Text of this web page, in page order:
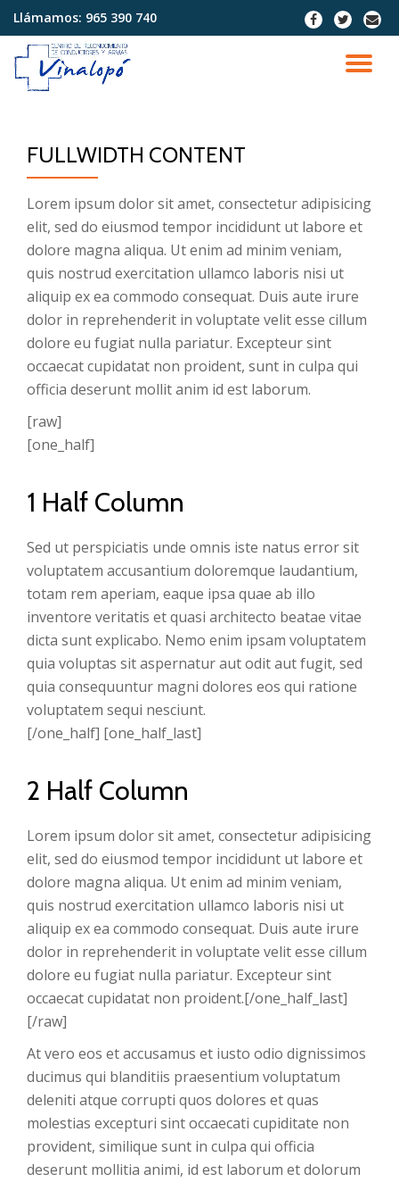
Saltar
contenido
Llámamos: 965 390 740
fa-
facebook
fa-
twitter
fa-
FULLWIDTH CONTENT
Lorem ipsum dolor sit amet, consectetur adipisicing
elit, sed do eiusmod tempor incididunt ut labore et
dolore magna aliqua. Ut enim ad minim veniam,
quis nostrud exercitation ullamco laboris nisi ut
aliquip ex ea commodo consequat. Duis aute irure
dolor in reprehenderit in voluptate velit esse cillum
dolore eu fugiat nulla pariatur. Excepteur sint
occaecat cupidatat non proident, sunt in culpa qui
officia deserunt mollit anim id est laborum.
[raw]
[one_half]
1 Half Column
Sed ut perspiciatis unde omnis iste natus error sit
voluptatem accusantium doloremque laudantium,
totam rem aperiam, eaque ipsa quae ab illo
inventore veritatis et quasi architecto beatae vitae
dicta sunt explicabo. Nemo enim ipsam voluptatem
quia voluptas sit aspernatur aut odit aut fugit, sed
quia consequuntur magni dolores eos qui ratione
voluptatem sequi nesciunt.
[/one_half] [one_half_last]
2 Half Column
Lorem ipsum dolor sit amet, consectetur adipisicing
elit, sed do eiusmod tempor incididunt ut labore et
dolore magna aliqua. Ut enim ad minim veniam,
quis nostrud exercitation ullamco laboris nisi ut
aliquip ex ea commodo consequat. Duis aute irure
dolor in reprehenderit in voluptate velit esse cillum
dolore eu fugiat nulla pariatur. Excepteur sint
occaecat cupidatat non proident.[/one_half_last]
[/raw]
At vero eos et accusamus et iusto odio dignissimos
ducimus qui blanditiis praesentium voluptatum
deleniti atque corrupti quos dolores et quas
molestias excepturi sint occaecati cupiditate non
provident, similique sunt in culpa qui officia
deserunt mollitia animi, id est laborum et dolorum